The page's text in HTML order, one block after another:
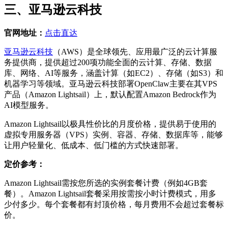
三、亚马逊云科技
官网地址： 点击直达
亚马逊云科技 （AWS）是全球领先、应用最广泛的云计算服
务提供商，提供超过200项功能全面的云计算、存储、数据
库、网络、AI等服务，涵盖计算（如EC2）、存储（如S3）和
机器学习等领域。亚马逊云科技部署OpenClaw主要在其VPS
产品（Amazon Lightsail）上，默认配置Amazon Bedrock作为
AI模型服务。
Amazon Lightsail以极具性价比的月度价格，提供易于使用的
虚拟专用服务器（VPS）实例、容器、存储、数据库等，能够
让用户轻量化、低成本、低门槛的方式快速部署。
定价参考：
Amazon Lightsail需按您所选的实例套餐计费（例如4GB套
餐）。Amazon Lightsail套餐采用按需按小时计费模式，用多
少付多少。每个套餐都有封顶价格，每月费用不会超过套餐标
价。